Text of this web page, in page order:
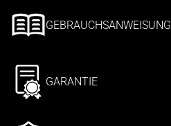
GEBRAUCHSANWEISUNG
GARANTIE